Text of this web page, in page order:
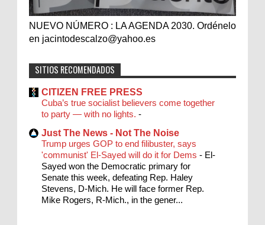
NUEVO NÚMERO : LA AGENDA 2030. Ordénelo
en jacintodescalzo@yahoo.es
SITIOS RECOMENDADOS
CITIZEN FREE PRESS
Cuba’s true socialist believers come together
to party — with no lights. -
Just The News - Not The Noise
Trump urges GOP to end filibuster, says
'communist' El-Sayed will do it for Dems - El-
Sayed won the Democratic primary for
Senate this week, defeating Rep. Haley
Stevens, D-Mich. He will face former Rep.
Mike Rogers, R-Mich., in the gener...